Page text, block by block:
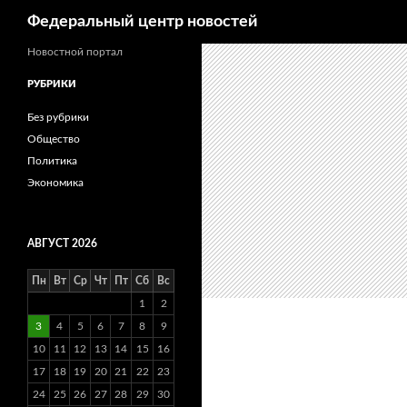
Федеральный центр новостей
Новостной портал
РУБРИКИ
Без рубрики
Общество
Политика
Экономика
АВГУСТ 2026
Пн Вт Ср Чт Пт Сб Вс
1 2
3 4 5 6 7 8 9
10 11 12 13 14 15 16
17 18 19 20 21 22 23
24 25 26 27 28 29 30